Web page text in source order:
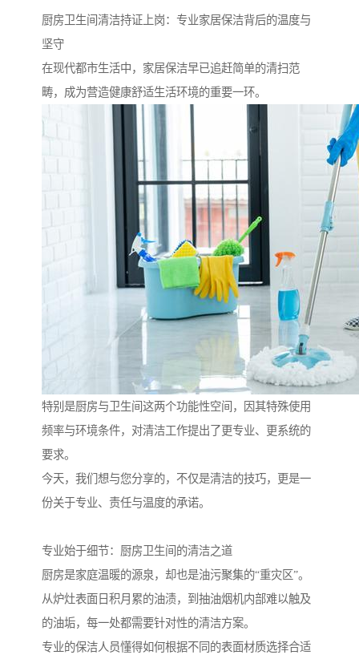
厨房卫生间清洁持证上岗：专业家居保洁背后的温度与
坚守
在现代都市生活中，家居保洁早已追赶简单的清扫范
畴，成为营造健康舒适生活环境的重要一环。
特别是厨房与卫生间这两个功能性空间，因其特殊使用
频率与环境条件，对清洁工作提出了更专业、更系统的
要求。
今天，我们想与您分享的，不仅是清洁的技巧，更是一
份关于专业、责任与温度的承诺。
专业始于细节：厨房卫生间的清洁之道
厨房是家庭温暖的源泉，却也是油污聚集的“重灾区”。
从炉灶表面日积月累的油渍，到抽油烟机内部难以触及
的油垢，每一处都需要针对性的清洁方案。
专业的保洁人员懂得如何根据不同的表面材质选择合适